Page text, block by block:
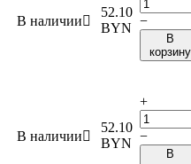
В наличии
52.10
BYN −
В
корзину
В наличии
52.10
BYN
+
−
В